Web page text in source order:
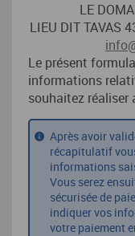
LE
LIEU DIT TAVAS
Le présent
informations
souhaitez
Après avoir
récapitulatif
informations
Vous serez
sécurisée de
indiquer vos
votre paiement